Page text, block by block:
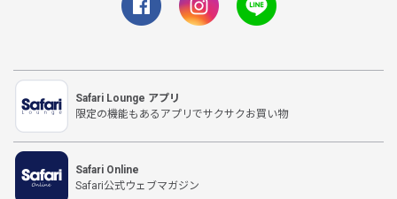
Safari Lounge アプリ
限定の機能もあるアプリでサクサクお買い物
Safari Online
Safari公式ウェブマガジン